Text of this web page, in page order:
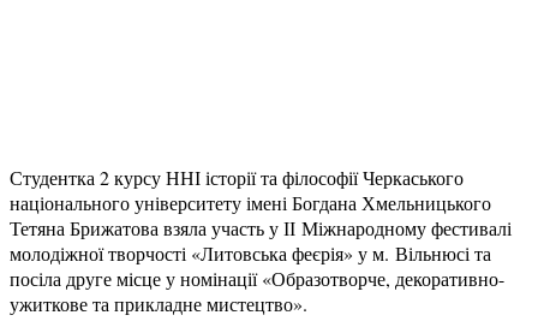
Студентка 2 курсу ННІ історії та філософії Черкаського
національного університету імені Богдана Хмельницького
Тетяна Брижатова взяла участь у ІІ Міжнародному фестивалі
молодіжної творчості «Литовська феєрія» у м. Вільнюсі та
посіла друге місце у номінації «Образотворче, декоративно-
ужиткове та прикладне мистецтво».